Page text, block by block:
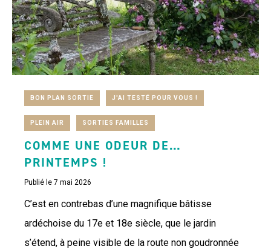
BON PLAN SORTIE J'AI TESTÉ POUR VOUS !
PLEIN AIR SORTIES FAMILLES
COMME UNE ODEUR DE…
PRINTEMPS !
Publié le 7 mai 2026
C’est en contrebas d’une magnifique bâtisse
ardéchoise du 17e et 18e siècle, que le jardin
s’étend, à peine visible de la route non goudronnée